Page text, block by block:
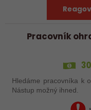
Pracovník
Hledáme pracovníka k
Nástup možný ihned.